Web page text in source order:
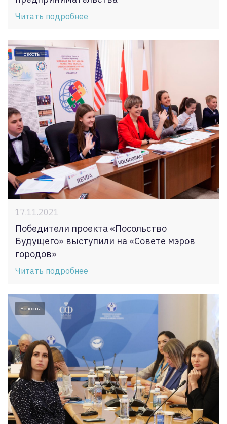
Читать подробнее
Новость
17.11.2021
Победители проекта «Посольство
Будущего» выступили на «Совете мэров
городов»
Читать подробнее
Новость